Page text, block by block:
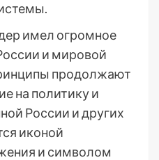
имел огромное
и мировой
продолжают
на политику и
России и других
иконой
и символом